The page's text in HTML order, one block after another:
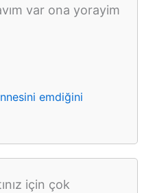
var ona yorayim
emdiğini
için çok